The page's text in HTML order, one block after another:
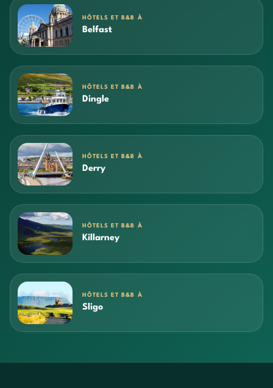
HÔTELS ET B&B À
Belfast
HÔTELS ET B&B À
Dingle
HÔTELS ET B&B À
Derry
HÔTELS ET B&B À
Killarney
HÔTELS ET B&B À
Sligo